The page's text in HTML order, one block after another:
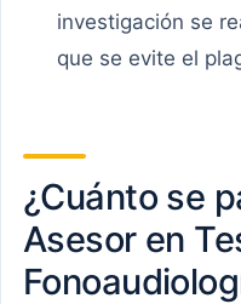
investigación se
que se evite el
¿Cuánto se
Asesor en